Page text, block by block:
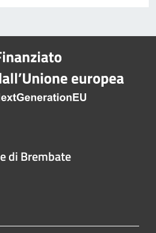
di Brembate